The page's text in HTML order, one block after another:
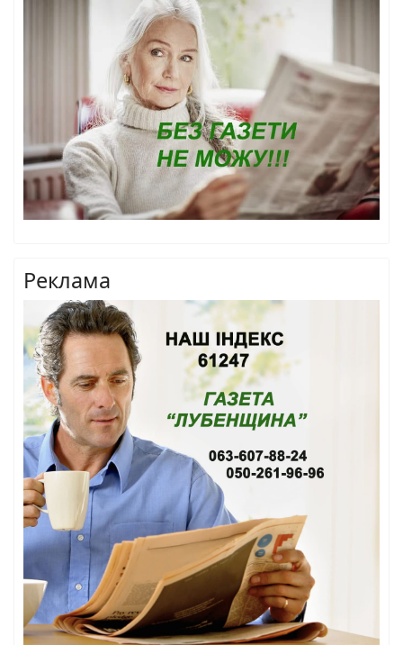
Реклама